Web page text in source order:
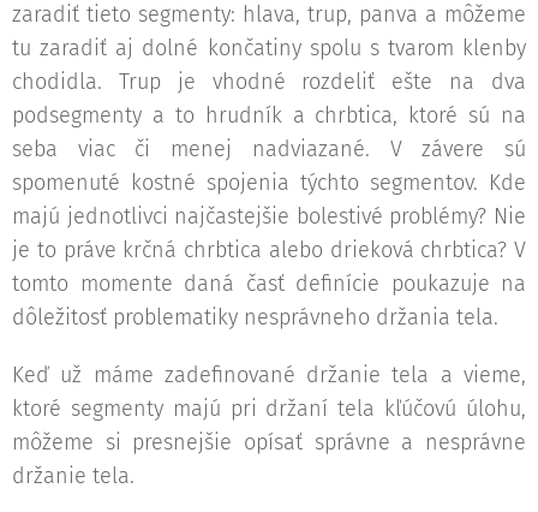
zaradiť tieto segmenty: hlava, trup, panva a môžeme
tu zaradiť aj dolné končatiny spolu s tvarom klenby
chodidla. Trup je vhodné rozdeliť ešte na dva
podsegmenty a to hrudník a chrbtica, ktoré sú na
seba viac či menej nadviazané. V závere sú
spomenuté kostné spojenia týchto segmentov. Kde
majú jednotlivci najčastejšie bolestivé problémy? Nie
je to práve krčná chrbtica alebo drieková chrbtica? V
tomto momente daná časť definície poukazuje na
dôležitosť problematiky nesprávneho držania tela.
Keď už máme zadefinované držanie tela a vieme,
ktoré segmenty majú pri držaní tela kľúčovú úlohu,
môžeme si presnejšie opísať správne a nesprávne
držanie tela.